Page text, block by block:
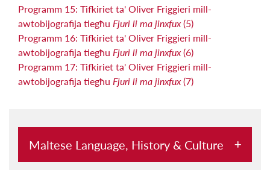
Programm 15: Tifkiriet ta' Oliver Friggieri mill-
awtobijografija tiegħu Fjuri li ma jinxfux(5)
Programm 16: Tifkiriet ta' Oliver Friggieri mill-
awtobijografija tiegħu Fjuri li ma jinxfux(6)
Programm 17: Tifkiriet ta' Oliver Friggieri mill-
awtobijografija tiegħu Fjuri li ma jinxfux(7)
Maltese Language, History & Culture